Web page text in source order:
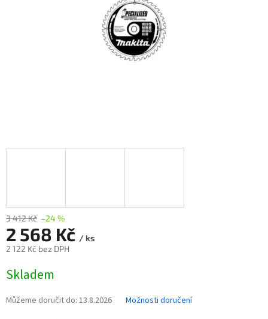
3 412 Kč –24 %
2 568 Kč / ks
2 122 Kč bez DPH
cena:
Skladem
Můžeme doručit do: 13.8.2026 Možnosti doručení